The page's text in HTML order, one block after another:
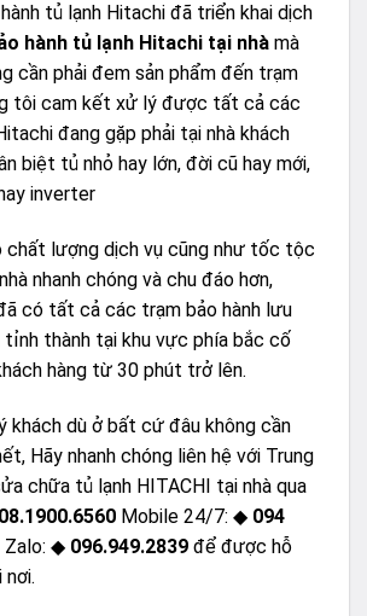
tủ lạnh Hitachi đã triển khai dịch
hành tủ lạnh Hitachi tại nhà mà
cần phải đem sản phẩm đến trạm
tôi cam kết xử lý được tất cả các
đang gặp phải tại nhà khách
biệt tủ nhỏ hay lớn, đời cũ hay mới,
inverter
chất lượng dịch vụ cũng như tốc tộc
nhanh chóng và chu đáo hơn,
có tất cả các trạm bảo hành lưu
thành tại khu vực phía bắc cố
hàng từ 30 phút trở lên.
khách dù ở bất cứ đâu không cần
Hãy nhanh chóng liên hệ với Trung
chữa tủ lạnh HITACHI tại nhà qua
08.1900.6560 Mobile 24/7: ◆ 094
Zalo: ◆ 096.949.2839 để được hỗ
nơi.